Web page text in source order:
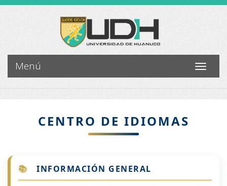
Toggle
Menú
CENTRO DE IDIOMAS
📚 INFORMACIÓN GENERAL